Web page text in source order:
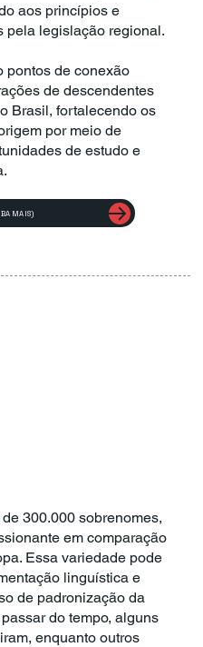
aos princípios e
pela legislação regional.
pontos de conexão
de descendentes
Brasil, fortalecendo os
por meio de
de estudo e
MAIS)
300.000 sobrenomes,
em comparação
Essa variedade pode
linguística e
de padronização da
do tempo, alguns
enquanto outros